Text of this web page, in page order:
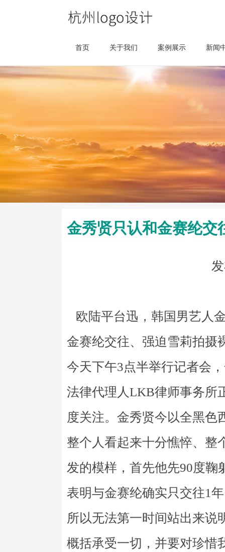
首页 关于我们 案例展示 新闻
金秀贤只认和金赛纶交
欧陆平台迅，韩国男艺人
金赛纶交往、强迫雪莉拍摄
今天下午3点半举行记者会
法律代理人LKB律师事务所
度关注。金秀贤今以全黑色
整个人看起来十分憔悴、整
发的模样，首先他先90度鞠
表明与金赛纶确实只交往1
所以无法第一时间站出来说
概括承受一切，并要对珍惜